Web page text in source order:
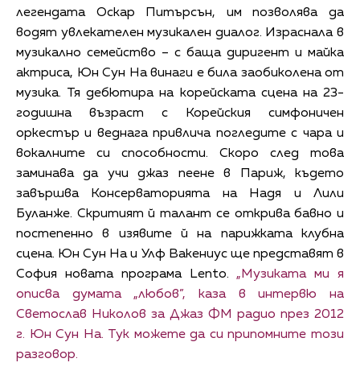
легендата Оскар Питърсън, им позволява да
водят увлекателен музикален диалог. Израснала в
музикално семейство – с баща диригент и майка
актриса, Юн Сун На винаги е била заобиколена от
музика. Тя дебютира на корейската сцена на 23-
годишна възраст с Корейския симфоничен
оркестър и веднага привлича погледите с чара и
вокалните си способности. Скоро след това
заминава да учи джаз пеене в Париж, където
завършва Консерваторията на Надя и Лили
Буланже. Скритият й талант се открива бавно и
постепенно в изявите й на парижката клубна
сцена. Юн Сун На и Улф Вакениус ще представят в
София новата програма Lento.„Музиката ми я
описва думата „любов”, каза в интервю на
Светослав Николов за Джаз ФМ радио през 2012
г. Юн Сун На. Тук можете да си припомните този
разговор.